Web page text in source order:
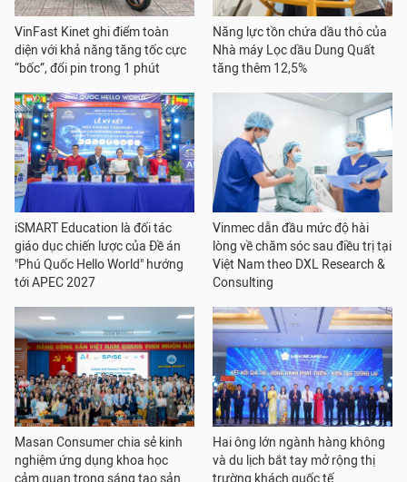
VinFast Kinet ghi điểm toàn
diện với khả năng tăng tốc cực
“bốc”, đổi pin trong 1 phút
Năng lực tồn chứa dầu thô của
Nhà máy Lọc dầu Dung Quất
tăng thêm 12,5%
iSMART Education là đối tác
giáo dục chiến lược của Đề án
"Phú Quốc Hello World" hướng
tới APEC 2027
Vinmec dẫn đầu mức độ hài
lòng về chăm sóc sau điều trị tại
Việt Nam theo DXL Research &
Consulting
Masan Consumer chia sẻ kinh
nghiệm ứng dụng khoa học
Hai ông lớn ngành hàng không
và du lịch bắt tay mở rộng thị